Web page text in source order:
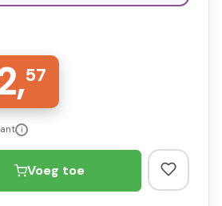
57
i
Voeg toe